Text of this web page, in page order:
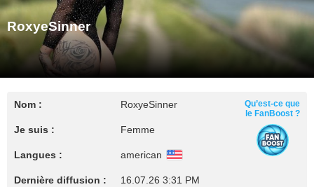
RoxyeSinner
Nom : RoxyeSinner
Je suis : Femme
Langues : american
Dernière diffusion : 16.07.26 3:31 PM
Qu’est-ce que
le FanBoost ?